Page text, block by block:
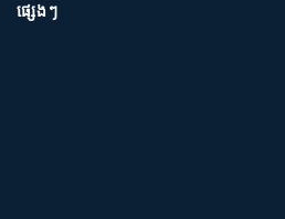
ផ្សេងៗ